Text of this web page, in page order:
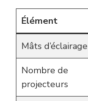
Élément
Mâts d’éclairage
Nombre de
projecteurs